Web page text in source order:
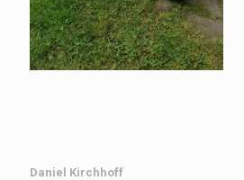
Daniel Kirchhoff